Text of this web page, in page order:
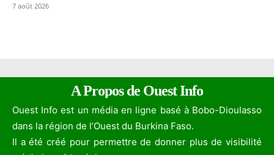
7 août 2026
A Propos de Ouest Info
Ouest Info est un média en ligne basé à Bobo-Dioulasso
dans la région de l’Ouest du Burkina Faso.
Il a été créé pour permettre de donner plus de visibilité